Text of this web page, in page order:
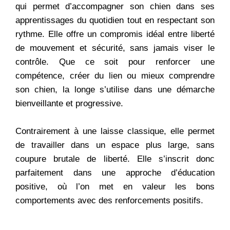
qui permet d’accompagner son chien dans ses
apprentissages du quotidien tout en respectant son
rythme. Elle offre un compromis idéal entre liberté
de mouvement et sécurité, sans jamais viser le
contrôle. Que ce soit pour renforcer une
compétence, créer du lien ou mieux comprendre
son chien, la longe s’utilise dans une démarche
bienveillante et progressive.
Contrairement à une laisse classique, elle permet
de travailler dans un espace plus large, sans
coupure brutale de liberté. Elle s’inscrit donc
parfaitement dans une approche d’éducation
positive, où l’on met en valeur les bons
comportements avec des renforcements positifs.